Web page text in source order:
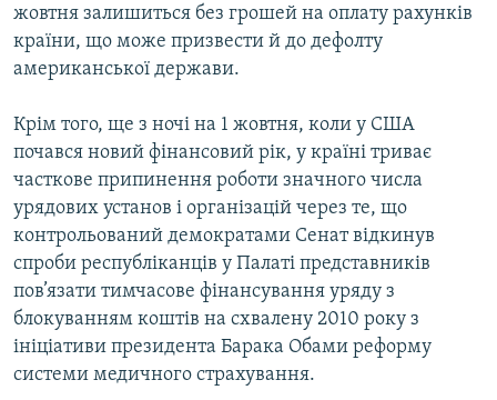
жовтня залишиться без грошей на оплату рахунків
країни, що може призвести й до дефолту
американської держави.
Крім того, ще з ночі на 1 жовтня, коли у США
почався новий фінансовий рік, у країні триває
часткове припинення роботи значного числа
урядових установ і організацій через те, що
контрольований демократами Сенат відкинув
спроби республіканців у Палаті представників
пов’язати тимчасове фінансування уряду з
блокуванням коштів на схвалену 2010 року з
ініціативи президента Барака Обами реформу
системи медичного страхування.